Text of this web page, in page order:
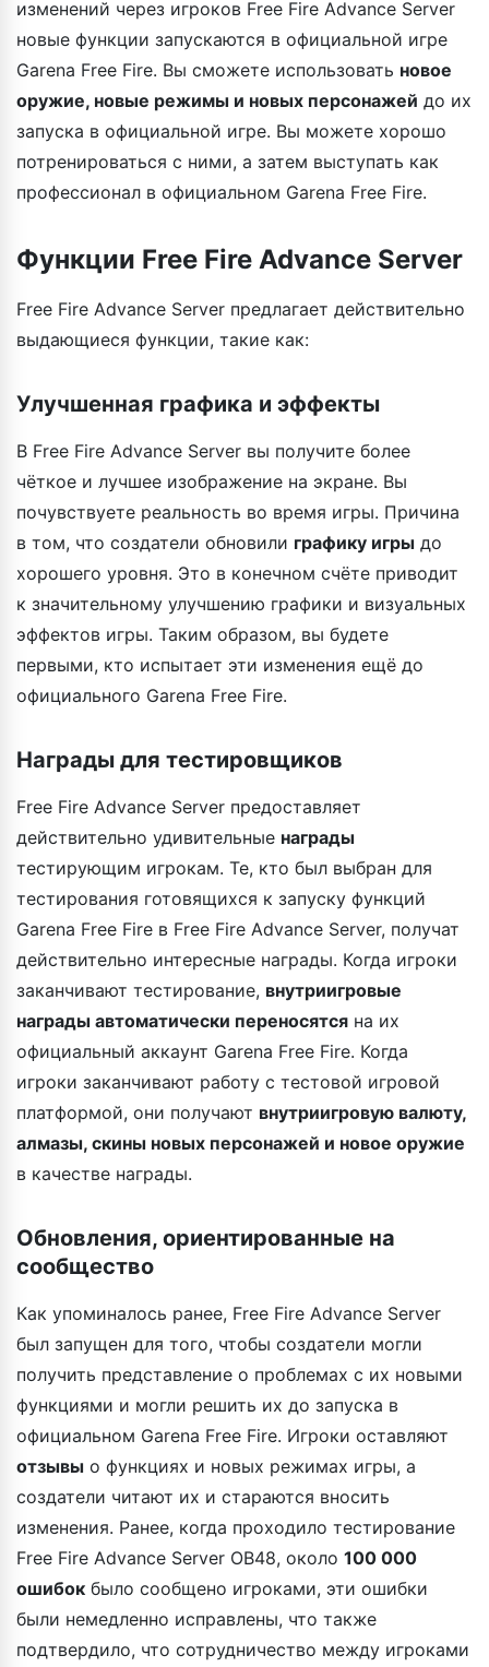
изменений через игроков Free Fire Advance Server
новые функции запускаются в официальной игре
Garena Free Fire. Вы сможете использовать новое
оружие, новые режимы и новых персонажей до их
запуска в официальной игре. Вы можете хорошо
потренироваться с ними, а затем выступать как
профессионал в официальном Garena Free Fire.
Функции Free Fire Advance Server
Free Fire Advance Server предлагает действительно
выдающиеся функции, такие как:
Улучшенная графика и эффекты
В Free Fire Advance Server вы получите более
чёткое и лучшее изображение на экране. Вы
почувствуете реальность во время игры. Причина
в том, что создатели обновили графику игры до
хорошего уровня. Это в конечном счёте приводит
к значительному улучшению графики и визуальных
эффектов игры. Таким образом, вы будете
первыми, кто испытает эти изменения ещё до
официального Garena Free Fire.
Награды для тестировщиков
Free Fire Advance Server предоставляет
действительно удивительные награды
тестирующим игрокам. Те, кто был выбран для
тестирования готовящихся к запуску функций
Garena Free Fire в Free Fire Advance Server, получат
действительно интересные награды. Когда игроки
заканчивают тестирование, внутриигровые
награды автоматически переносятся на их
официальный аккаунт Garena Free Fire. Когда
игроки заканчивают работу с тестовой игровой
платформой, они получают внутриигровую валюту,
алмазы, скины новых персонажей и новое оружие
в качестве награды.
Обновления, ориентированные на
сообщество
Как упоминалось ранее, Free Fire Advance Server
был запущен для того, чтобы создатели могли
получить представление о проблемах с их новыми
функциями и могли решить их до запуска в
официальном Garena Free Fire. Игроки оставляют
отзывы о функциях и новых режимах игры, а
создатели читают их и стараются вносить
изменения. Ранее, когда проходило тестирование
Free Fire Advance Server OB48, около 100 000
ошибок было сообщено игроками, эти ошибки
были немедленно исправлены, что также
подтвердило, что сотрудничество между игроками